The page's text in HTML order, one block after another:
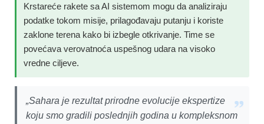
Krstareće rakete sa AI sistemom mogu da analiziraju
podatke tokom misije, prilagođavaju putanju i koriste
zaklone terena kako bi izbegle otkrivanje. Time se
povećava verovatnoća uspešnog udara na visoko
vredne ciljeve.
„Sahara je rezultat prirodne evolucije ekspertize
koju smo gradili poslednjih godina u kompleksnom